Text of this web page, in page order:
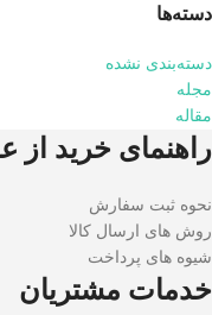
دسته‌ها
دسته‌بندی نشده
مجله
مقاله
راهنمای خرید از
نحوه ثبت سفارش
روش های ارسال کالا
شیوه های پرداخت
خدمات مشتریان